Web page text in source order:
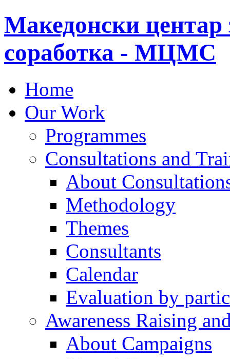
Македонски центар
соработка - МЦМС
Home
Our Work
Programmes
Consultations and
About
Methodology
Themes
Consultants
Calendar
Evaluation by
Awareness Raising
About Campaigns